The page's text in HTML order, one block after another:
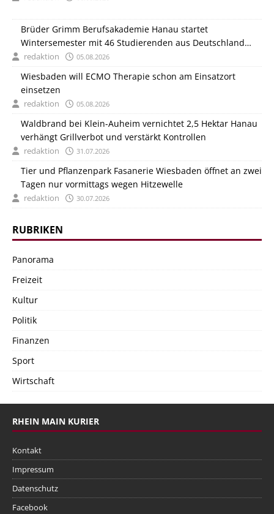
Brüder Grimm Berufsakademie Hanau startet
Wintersemester mit 46 Studierenden aus Deutschland
und Italien
redaktion 05.08.2026
Wiesbaden will ECMO Therapie schon am Einsatzort
einsetzen
redaktion 05.08.2026
Waldbrand bei Klein-Auheim vernichtet 2,5 Hektar Hanau
verhängt Grillverbot und verstärkt Kontrollen
redaktion 31.07.2026
Tier und Pflanzenpark Fasanerie Wiesbaden öffnet an zwei
Tagen nur vormittags wegen Hitzewelle
redaktion 30.07.2026
RUBRIKEN
Panorama
Freizeit
Kultur
Politik
Finanzen
Sport
Wirtschaft
RHEIN MAIN KURIER
Kontakt
Impressum
Datenschutz
Facebook